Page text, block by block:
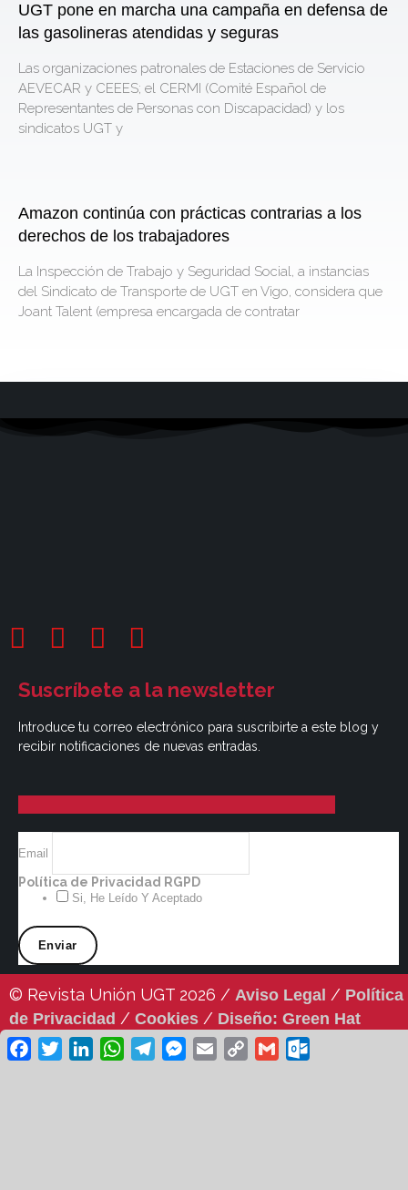
UGT pone en marcha una campaña en defensa de
las gasolineras atendidas y seguras
Las organizaciones patronales de Estaciones de Servicio
AEVECAR y CEEES; el CERMI (Comité Español de
Representantes de Personas con Discapacidad) y los
sindicatos UGT y
Amazon continúa con prácticas contrarias a los
derechos de los trabajadores
La Inspección de Trabajo y Seguridad Social, a instancias
del Sindicato de Transporte de UGT en Vigo, considera que
Joant Talent (empresa encargada de contratar
Suscríbete a la newsletter
Introduce tu correo electrónico para suscribirte a este blog y
recibir notificaciones de nuevas entradas.
Email
Política de Privacidad RGPD
Si, He Leído Y Aceptado
© Revista Unión UGT 2026 / Aviso Legal / Política
de Privacidad / Cookies / Diseño: Green Hat
Workers
Facebook
TwitterLinkedInWhatsApp
Telegram
Messenger
EmailCopy
Link
Gmail